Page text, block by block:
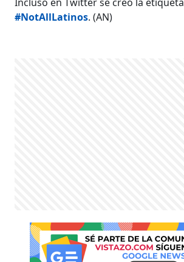
#NotAllLatinos. (AN)